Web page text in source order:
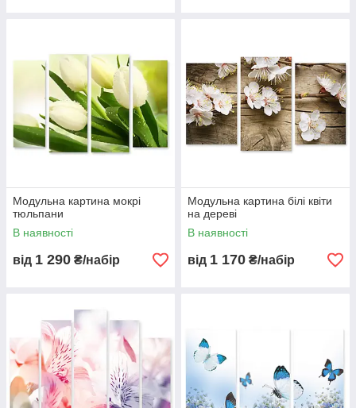
Модульна картина мокрі
тюльпани
В наявності
від 1 290 ₴/набір
Модульна картина білі квіти
на дереві
В наявності
від 1 170 ₴/набір